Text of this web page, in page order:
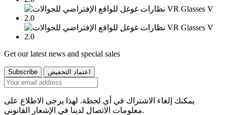
Get our latest news and special sales
يمكنك إلغاء الاشتراك في أي لحظة. لهذا يرجى الاطلاع على
معلومات الاتصال لدينا في الإشعار القانوني.